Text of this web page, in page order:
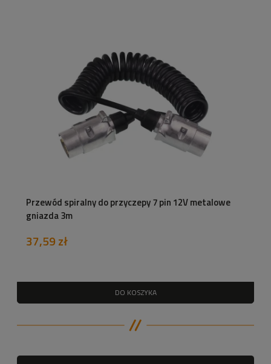
Przewód spiralny do przyczepy 7 pin 12V metalowe
gniazda 3m
37,59 zł
DO KOSZYKA